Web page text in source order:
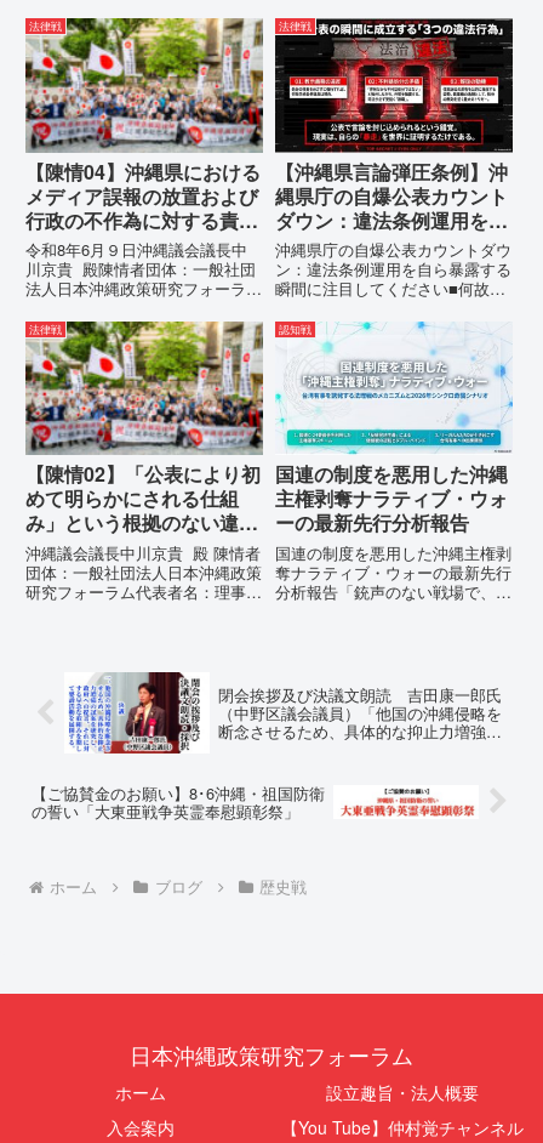
に、玉城デニー宛に以下の違法状
態の指摘と意見陳述（弁明）留保
の通告を行いました。沖縄県は、
この時は、違法を認めて軌道修正
す...
（EMRIP）の各会合において行
われた、沖縄・琉球の先住民族指
定、PFAS（有機フッ素化合物）
問題、米軍基地、伝統文化（...
法律戦
【陳情04】沖縄県における
メディア誤報の放置および
行政の不作為に対する責任
追及と再発防止策を求める
陳情
令和8年6月９日沖縄議会議長中
川京貴 殿陳情者団体：一般社団
法人日本沖縄政策研究フォーラム
所：沖縄県那覇市電 話：080-
【陳情03】沖縄県におけるメデ
ィア誤報の放置および行政の不作
為に対する責任追及と再発防...
法律戦
【沖縄県言論弾圧条例】沖
縄県庁の自爆公表カウント
ダウン：違法条例運用を自
ら暴露する瞬間に注目して
ください
沖縄県庁の自爆公表カウントダウ
ン：違法条例運用を自ら暴露する
瞬間に注目してください■何故、
テルを貼りたい本当の理由「なぜ
沖縄県庁は、法を無視してまで私
を封じ込めようとするのか。」そ
の理由は明確です。県政が統治
の...
法律戦
【陳情02】「公表により初
めて明らかにされる仕組
み」という根拠のない違法
運用の指摘と条例運用の停
止を求める陳情書
沖縄議会議長中川京貴 殿 陳情者
団体：一般社団法人日本沖縄政策
研究フォーラム代表者名：理事
う根拠のない違法運用の指摘と条
例運用の停止を求める陳情...
認知戦
国連の制度を悪用した沖縄
主権剥奪ナラティブ・ウォ
ーの最新先行分析報告
国連の制度を悪用した沖縄主権剥
奪ナラティブ・ウォーの最新先行
分析報告「銃声のない戦場で、日
巧妙な「言説（ナラティブ）」が
張...
閉会挨拶及び決議文朗読 吉田康一郎氏
（中野区議会議員）「他国の沖縄侵略を
断念させるため、具体的な抑止力増強の
開する。」
【ご協賛金のお願い】8･6沖縄・祖国防衛
の誓い「大東亜戦争英霊奉慰顕彰祭」
ホーム ブログ 歴史戦
日本沖縄政策研究フォーラム
ホーム
設立趣旨・法人概要
入会案内
【You Tube】仲村覚チャンネル